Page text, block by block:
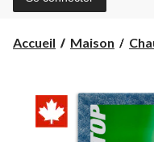
Accueil Maison